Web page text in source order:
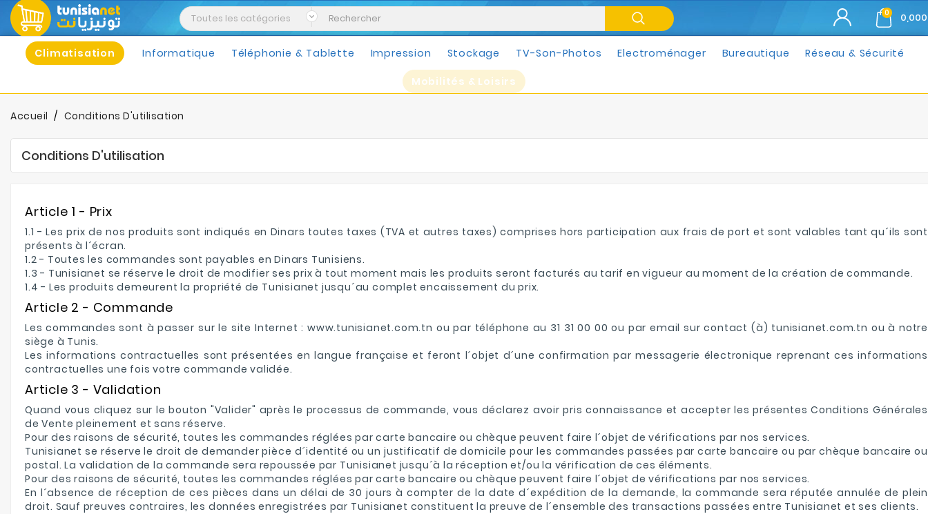
0
Climatisation Informatique Téléphonie & Tablette Impression Stockage TV-Son-Photos Electroménager Bureautique Réseau & Sécurité
Mobilités & Loisirs
Accueil Conditions D'utilisation
Conditions D'utilisation
Article 1 - Prix
1.1 - Les prix de nos produits sont indiqués en Dinars toutes taxes (TVA et autres taxes) comprises hors participation aux frais de port et sont valables tant qu´ils sont
présents à l´écran.
1.2 - Toutes les commandes sont payables en Dinars Tunisiens.
1.3 - Tunisianet se réserve le droit de modifier ses prix à tout moment mais les produits seront facturés au tarif en vigueur au moment de la création de commande.
1.4 - Les produits demeurent la propriété de Tunisianet jusqu´au complet encaissement du prix.
Article 2 - Commande
Les commandes sont à passer sur le site Internet : www.tunisianet.com.tn ou par téléphone au 31 31 00 00 ou par email sur contact (à) tunisianet.com.tn ou à notre
siège à Tunis.
Les informations contractuelles sont présentées en langue française et feront l´objet d´une confirmation par messagerie électronique reprenant ces informations
contractuelles une fois votre commande validée.
Article 3 - Validation
Quand vous cliquez sur le bouton "Valider" après le processus de commande, vous déclarez avoir pris connaissance et accepter les présentes Conditions Générales
de Vente pleinement et sans réserve.
Pour des raisons de sécurité, toutes les commandes réglées par carte bancaire ou chèque peuvent faire l´objet de vérifications par nos services.
Tunisianet se réserve le droit de demander pièce d´identité ou un justificatif de domicile pour les commandes passées par carte bancaire ou par chèque bancaire ou
postal. La validation de la commande sera repoussée par Tunisianet jusqu´à la réception et/ou la vérification de ces éléments.
Pour des raisons de sécurité, toutes les commandes réglées par carte bancaire ou chèque peuvent faire l´objet de vérifications par nos services.
En l´absence de réception de ces pièces dans un délai de 30 jours à compter de la date d´expédition de la demande, la commande sera réputée annulée de plein
droit. Sauf preuves contraires, les données enregistrées par Tunisianet constituent la preuve de l´ensemble des transactions passées entre Tunisianet et ses clients.